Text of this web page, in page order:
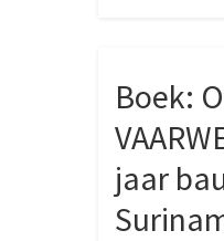
Boek:
jaar